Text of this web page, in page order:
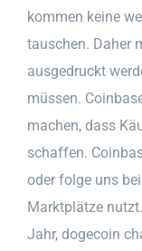
kommen keine
tauschen. Daher
ausgedruckt
müssen.
machen, dass
schaffen.
oder folge uns
Marktplätze
Jahr, dogecoin